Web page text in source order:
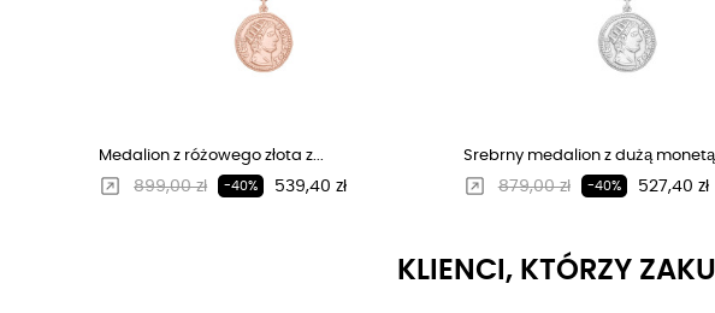
Medalion z różowego złota z...
Regularna cena
899,00 zł -40% Cena
539,40 zł
Srebrny medalion z dużą monetą
Regularna cena
879,00 zł -40% Cena
527,40 zł
KLIENCI, KTÓRZY